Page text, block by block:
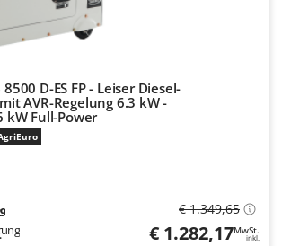
D-ES FP - Leiser Diesel-
AVR-Regelung 6.3 kW -
kW Full-Power
€ 1.349,65
€ 1.282,17MwSt.
inkl.